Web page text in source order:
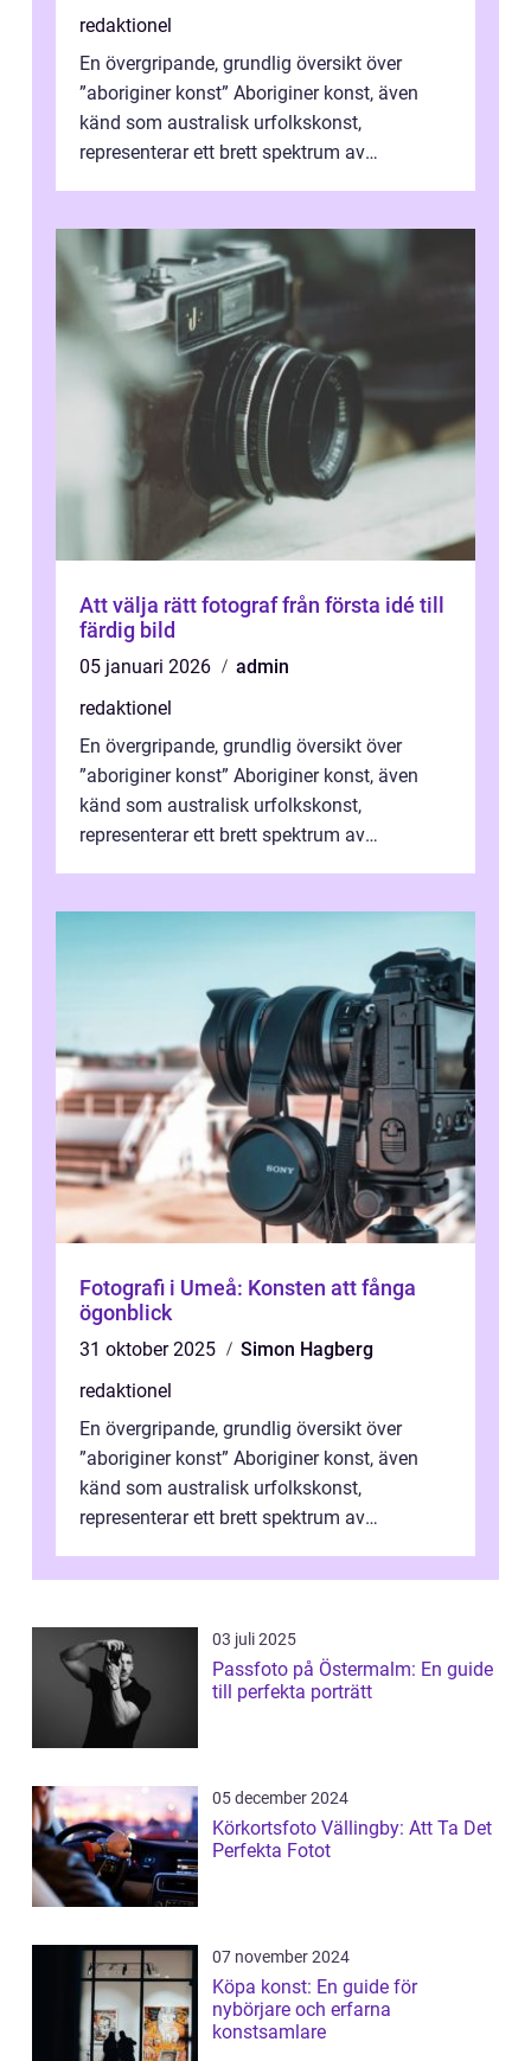
redaktionel
En övergripande, grundlig översikt över
”aboriginer konst” Aboriginer konst, även
känd som australisk urfolkskonst,
representerar ett brett spektrum av
Att välja rätt fotograf från första idé till
färdig bild
05 januari 2026
admin
redaktionel
En övergripande, grundlig översikt över
”aboriginer konst” Aboriginer konst, även
känd som australisk urfolkskonst,
representerar ett brett spektrum av
Fotografi i Umeå: Konsten att fånga
ögonblick
31 oktober 2025
Simon Hagberg
redaktionel
En övergripande, grundlig översikt över
”aboriginer konst” Aboriginer konst, även
känd som australisk urfolkskonst,
representerar ett brett spektrum av
03 juli 2025
Passfoto på Östermalm: En guide
till perfekta porträtt
05 december 2024
Körkortsfoto Vällingby: Att Ta Det
Perfekta Fotot
07 november 2024
Köpa konst: En guide för
nybörjare och erfarna
konstsamlare